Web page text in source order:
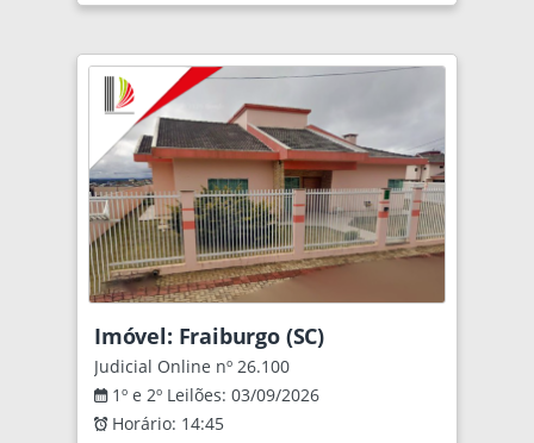
Imóvel: Fraiburgo (SC)
Judicial Online nº 26.100
1º e 2º Leilões: 03/09/2026
Horário: 14:45